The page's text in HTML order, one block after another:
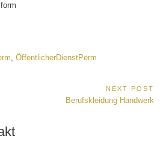
, ÖffentlicherDienstPerm
NEXT POST
Next
Berufskleidung Handwerk